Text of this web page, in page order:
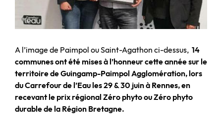
A l’image de Paimpol ou Saint-Agathon ci-dessus, 14
communes ont été mises à l’honneur cette année sur le
territoire de Guingamp-Paimpol Agglomération, lors
du Carrefour de l’Eau les 29 & 30 juin à Rennes, en
recevant le prix régional Zéro phyto ou Zéro phyto
durable de la Région Bretagne.